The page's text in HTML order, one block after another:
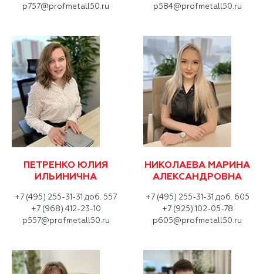
p757@profmetall50.ru
p584@profmetall50.ru
ПЕТРЕНКО ЮЛИЯ
ИЛЬИНИЧНА
+7 (495) 255-31-31 доб. 557
+7 (968) 412-23-10
p557@profmetall50.ru
НИКОЛАЕВА МАРИНА
АЛЕКСАНДРОВНА
+7 (495) 255-31-31 доб. 605
+7 (925) 102-05-78
p605@profmetall50.ru